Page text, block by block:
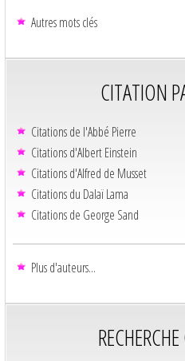
Autres mots clés
CITATION
Citations de l'Abbé Pierre
Citations d'Albert Einstein
Citations d'Alfred de Musset
Citations du Dalaï Lama
Citations de George Sand
Plus d'auteurs...